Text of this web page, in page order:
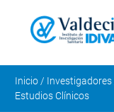
Inicio / Investigadores
Estudios Clínicos